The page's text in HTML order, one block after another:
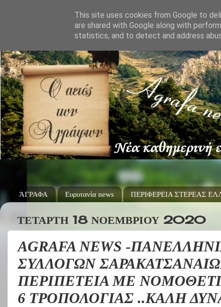
ΆΓΡΑΦΑ Ευρυτανία news ΠΕΡΙΦΕΡΕΙΑ ΣΤΕΡΕΑΣ
ΤΕΤΆΡΤΗ 18 ΝΟΕΜΒΡΊΟΥ 2020
AGRAFA NEWS -
ΣΥΛΛΟΓΩΝ
ΠΕΡΙΠΕΤΕΙΑ ΜΕ
6 ΤΡΟΠΟΛΟΓΙΑΣ ..ΚΑΛΗ
This site uses cookies from Google to
are shared with Google along with
statistics, and to detect and address